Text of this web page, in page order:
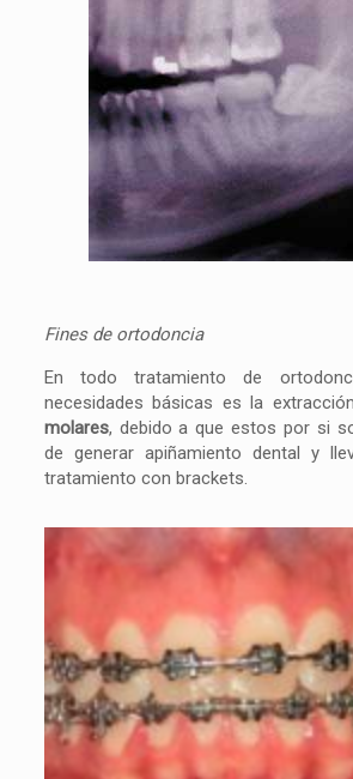
Fines de ortodoncia
En todo tratamiento de
necesidades básicas es la
molares, debido a que estos por si
de generar apiñamiento dental y
tratamiento con brackets.